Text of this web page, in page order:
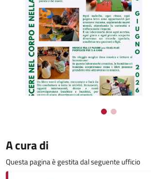
A cura di
Questa pagina è gestita dal seguente ufficio